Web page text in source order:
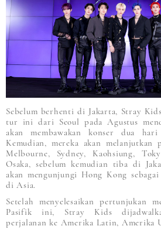
Sebelum berhenti di Jakarta, Stray
tur ini dari Seoul pada Agustus
akan membawakan konser dua
Kemudian, mereka akan melanjutkan
Melbourne, Sydney, Kaohsiung,
Osaka, sebelum kemudian tiba di
akan mengunjungi Hong Kong
di Asia.
Setelah menyelesaikan pertunjukan
Pasifik ini, Stray Kids
perjalanan ke Amerika Latin, Amerika